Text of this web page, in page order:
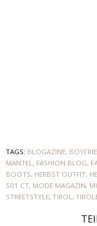
TAGS: BLOGAZINE,
MANTEL , FASHION BLOG,
BOOTS, HERBST OUTFIT,
501 CT, MODE MAGAZIN,
STREETSTYLE, TIROL ,